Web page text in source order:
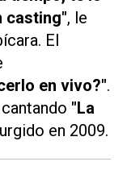
casting", le
El
en vivo?".
"La
en 2009.